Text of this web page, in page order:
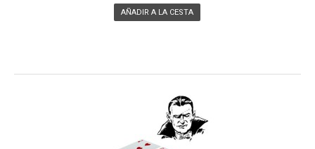
AÑADIR A LA CESTA